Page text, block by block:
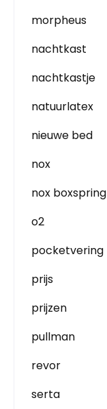
morpheus
nachtkast
nachtkastje
natuurlatex
nieuwe bed
nox
nox boxspring
o2
pocketvering
prijs
prijzen
pullman
revor
serta